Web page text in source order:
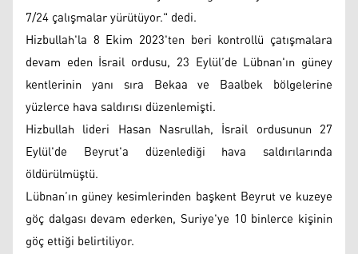
7/24 çalışmalar yürütüyor." dedi.
Hizbullah'la 8 Ekim 2023'ten beri kontrollü çatışmalara
devam eden İsrail ordusu, 23 Eylül’de Lübnan'ın güney
kentlerinin yanı sıra Bekaa ve Baalbek bölgelerine
yüzlerce hava saldırısı düzenlemişti.
Hizbullah lideri Hasan Nasrullah, İsrail ordusunun 27
Eylül'de Beyrut'a düzenlediği hava saldırılarında
öldürülmüştü.
Lübnan’ın güney kesimlerinden başkent Beyrut ve kuzeye
göç dalgası devam ederken, Suriye'ye 10 binlerce kişinin
göç ettiği belirtiliyor.